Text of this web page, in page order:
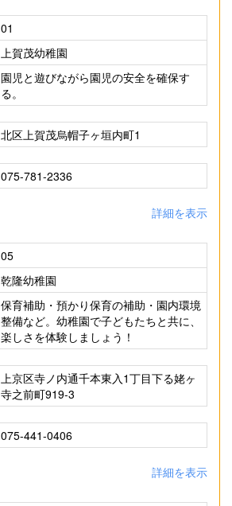
01
上賀茂幼稚園
園児と遊びながら園児の安全を確保す
る。
北区上賀茂烏帽子ヶ垣内町1
075-781-2336
詳細を表示
05
乾隆幼稚園
保育補助・預かり保育の補助・園内環境
整備など。幼稚園で子どもたちと共に、
楽しさを体験しましょう！
上京区寺ノ内通千本東入1丁目下る姥ヶ
寺之前町919-3
075-441-0406
詳細を表示